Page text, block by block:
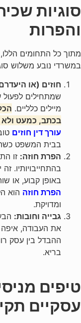
סוגיות
והפרות
מתוך כל התחומים
במשרדי נובע משלוש
חוזים (או
שמתחילים
מיילים כלליים.
בכתב, כמעט
עורך דין חוזים
בבית המשפט
הפרת חוזה: זו
בהתחייבויותיו.
באופן קבוע, או
הפרת חוזה הוא
ומדויקת.
גבייה וחובות:
את העבודה, איפה
ההבדל בין עסק
בריא.
טיפים
עסקיים